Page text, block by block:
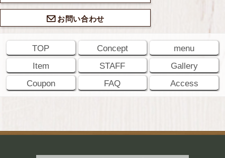
お問い合わせ
TOP Concept
menu
Item
STAFF
Gallery
Coupon
FAQ Access